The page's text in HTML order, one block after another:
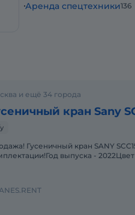
Аренда спецтехники136
и ещё 34 города
кран Sany
Гусеничный кран SANY
выпуска -